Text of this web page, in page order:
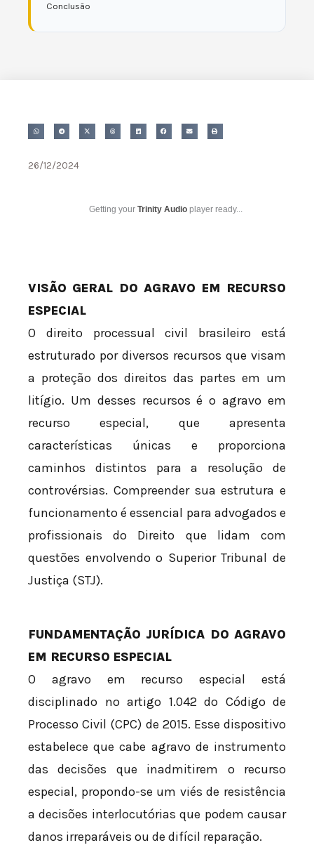
Conclusão
26/12/2024
Getting your Trinity Audio player ready...
VISÃO GERAL DO AGRAVO EM RECURSO
ESPECIAL
O direito processual civil brasileiro está
estruturado por diversos recursos que visam
a proteção dos direitos das partes em um
litígio. Um desses recursos é o agravo em
recurso especial, que apresenta
características únicas e proporciona
caminhos distintos para a resolução de
controvérsias. Compreender sua estrutura e
funcionamento é essencial para advogados e
profissionais do Direito que lidam com
questões envolvendo o Superior Tribunal de
Justiça (STJ).
FUNDAMENTAÇÃO JURÍDICA DO AGRAVO
EM RECURSO ESPECIAL
O agravo em recurso especial está
disciplinado no artigo 1.042 do Código de
Processo Civil (CPC) de 2015. Esse dispositivo
estabelece que cabe agravo de instrumento
das decisões que inadmitirem o recurso
especial, propondo-se um viés de resistência
a decisões interlocutórias que podem causar
danos irreparáveis ou de difícil reparação.